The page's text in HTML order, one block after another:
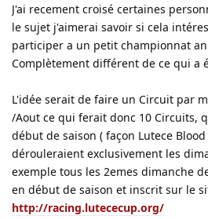
J'ai recement croisé certaines
le sujet j'aimerai savoir si cela
participer a un petit championnat
Complètement différent de ce qui a
L'idée serait de faire un Circuit par
/Aout ce qui ferait donc 10 Circuits,
début de saison ( façon Lutece
dérouleraient exclusivement les
exemple tous les 2emes dimanche
en début de saison et inscrit sur le
http://racing.lutececup.org/